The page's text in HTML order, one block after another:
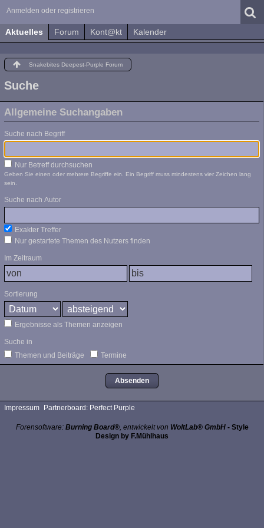
Anmelden oder registrieren
Aktuelles Forum Kont@kt Kalender
Snakebites Deepest-Purple Forum
Suche
Allgemeine Suchangaben
Suche nach Begriff
Nur Betreff durchsuchen
Geben Sie einen oder mehrere Begriffe ein. Ein Begriff muss mindestens vier Zeichen lang
sein.
Suche nach Autor
Exakter Treffer
Nur gestartete Themen des Nutzers finden
Im Zeitraum
Sortierung
Ergebnisse als Themen anzeigen
Suche in
Themen und Beiträge
Termine
Impressum Partnerboard: Perfect Purple
Forensoftware: Burning Board®, entwickelt von WoltLab® GmbH